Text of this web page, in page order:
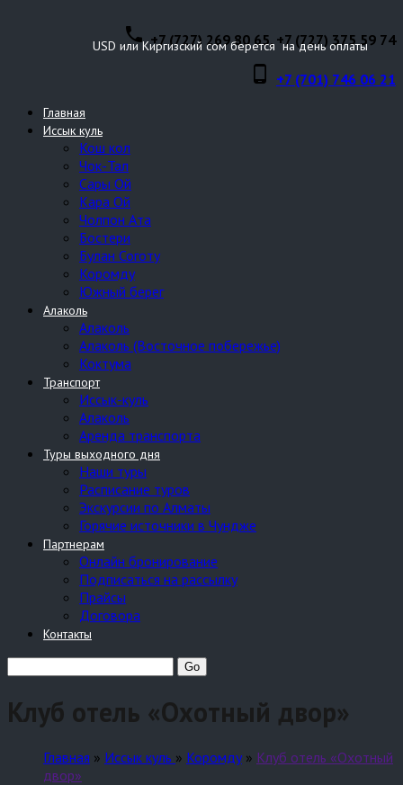
USD или Киргизский сом берется на день оплаты
phone +7 (727) 269 80 65, +7 (727) 375 59 74
phone_android +7 (701) 746 06 21
Главная
Иссык куль
Кош кол
Чок-Тал
Сары Ой
Кара Ой
Чолпон Ата
Бостери
Булан Соготу
Коромду
Южный берег
Алаколь
Алаколь
Алаколь (Восточное побережье)
Коктума
Транспорт
Иссык-куль
Алаколь
Аренда транспорта
Туры выходного дня
Наши туры
Расписание туров
Экскурсии по Алматы
Горячие источники в Чундже
Партнерам
Онлайн бронирование
Подписаться на рассылку
Прайсы
Договора
Контакты
Клуб отель «Охотный двор»
Главная » Иссык куль » Коромду» Клуб отель «Охотный
двор»